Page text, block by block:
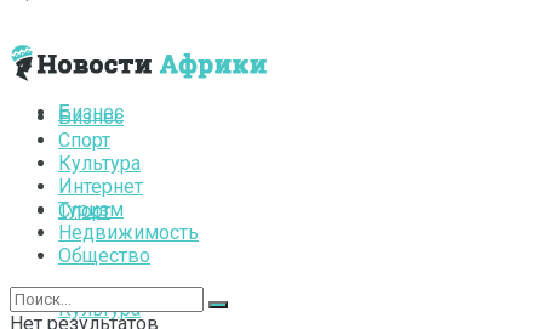
Бизнес
Спорт
Культура
Бизнес
Спорт
Культура
Интернет
Туризм
Недвижимость
Общество
Нет результатов